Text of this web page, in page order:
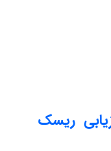
ریسک